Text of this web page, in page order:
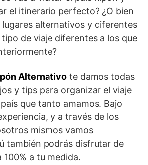
el itinerario perfecto? ¿O bien
lugares alternativos y diferentes
de viaje diferentes a los que
Alternativo te damos todas
y tips para organizar el viaje
que tanto amamos. Bajo
y a través de los
mismos vamos
también podrás disfrutar de
100% a tu medida.